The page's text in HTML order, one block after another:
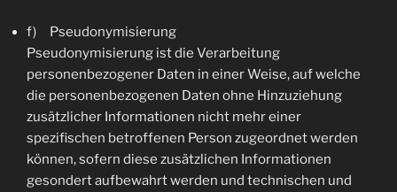
f) Pseudonymisierung
Pseudonymisierung ist die Verarbeitung
personenbezogener Daten in einer Weise, auf welche
die personenbezogenen Daten ohne Hinzuziehung
zusätzlicher Informationen nicht mehr einer
spezifischen betroffenen Person zugeordnet werden
können, sofern diese zusätzlichen Informationen
gesondert aufbewahrt werden und technischen und